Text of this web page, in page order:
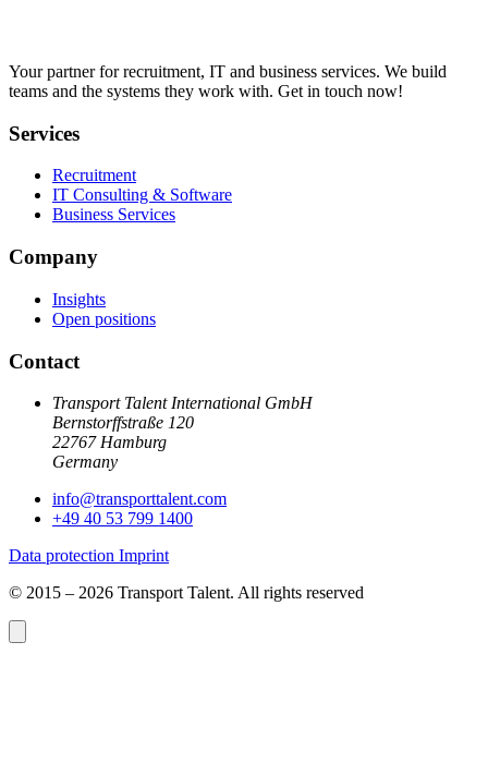
Your partner for recruitment, IT and business services. We build
teams and the systems they work with. Get in touch now!
Services
Recruitment
IT Consulting & Software
Business Services
Company
Insights
Open positions
Contact
Transport Talent International GmbH
Bernstorffstraße 120
22767 Hamburg
Germany
info@transporttalent.com
+49 40 53 799 1400
Data protection Imprint
© 2015 – 2026 Transport Talent. All rights reserved